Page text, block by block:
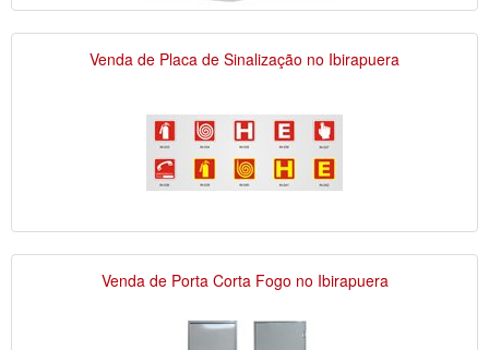
Venda de Placa de Sinalização no Ibirapuera
Venda de Porta Corta Fogo no Ibirapuera